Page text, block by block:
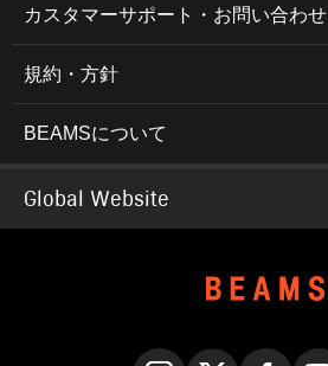
カスタマーサポート・お問い合わせ
規約・方針
BEAMSについて
Global Website